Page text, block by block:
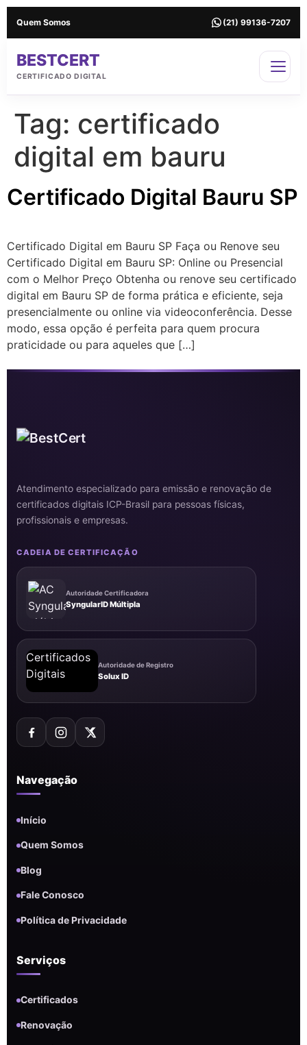
Quem Somos (21) 99136-7207
BESTCERT
CERTIFICADO DIGITAL
Tag: certificado
digital em bauru
Certificado Digital Bauru SP
Certificado Digital em Bauru SP Faça ou Renove seu
Certificado Digital em Bauru SP: Online ou Presencial
com o Melhor Preço Obtenha ou renove seu certificado
digital em Bauru SP de forma prática e eficiente, seja
presencialmente ou online via videoconferência. Desse
modo, essa opção é perfeita para quem procura
praticidade ou para aqueles que […]
Atendimento especializado para emissão e renovação de
certificados digitais ICP-Brasil para pessoas físicas,
profissionais e empresas.
CADEIA DE CERTIFICAÇÃO
Autoridade Certificadora
SyngularID Múltipla
Autoridade de Registro
Solux ID
Navegação
Início
Quem Somos
Blog
Fale Conosco
Política de Privacidade
Serviços
Certificados
Renovação